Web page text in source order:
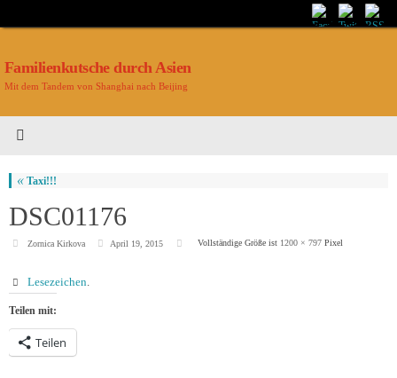
Familienkutsche durch Asien
Mit dem Tandem von Shanghai nach Beijing
« Taxi!!!
DSC01176
Zornica Kirkova April 19, 2015 Vollständige Größe ist 1200 × 797Pixel
Lesezeichen.
Teilen mit:
Teilen